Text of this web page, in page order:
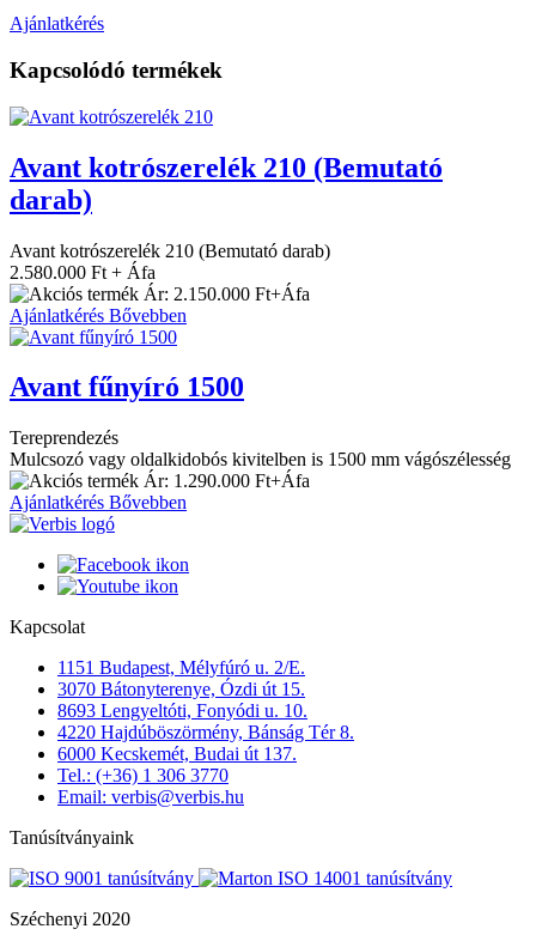
Ajánlatkérés
Kapcsolódó termékek
Avant kotrószerelék 210 (Bemutató
darab)
Avant kotrószerelék 210 (Bemutató darab)
2.580.000 Ft + Áfa
Ár: 2.150.000 Ft+Áfa
Ajánlatkérés Bővebben
Avant fűnyíró 1500
Tereprendezés
Mulcsozó vagy oldalkidobós kivitelben is 1500 mm vágószélesség
Ár: 1.290.000 Ft+Áfa
Ajánlatkérés Bővebben
Kapcsolat
1151 Budapest, Mélyfúró u. 2/E.
3070 Bátonyterenye, Ózdi út 15.
8693 Lengyeltóti, Fonyódi u. 10.
4220 Hajdúböszörmény, Bánság Tér 8.
6000 Kecskemét, Budai út 137.
Tel.: (+36) 1 306 3770
Email: verbis@verbis.hu
Tanúsítványaink
Széchenyi 2020